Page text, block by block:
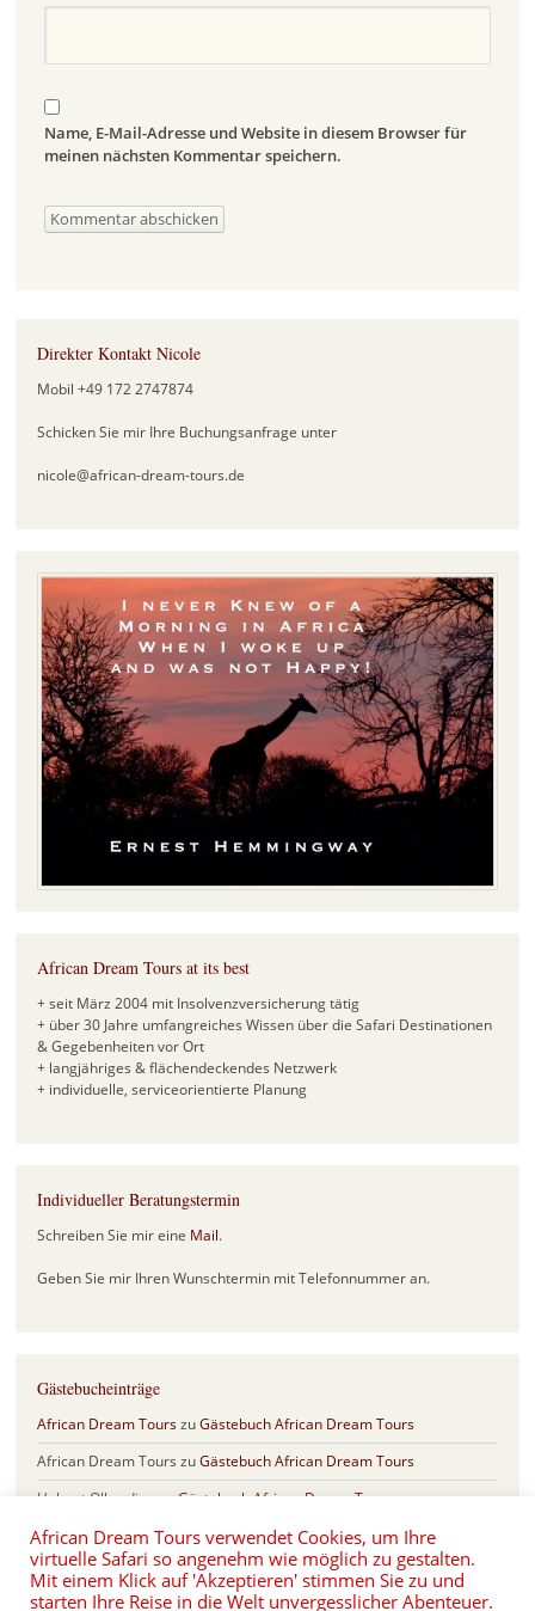
Name, E-Mail-Adresse und Website in diesem Browser für
meinen nächsten Kommentar speichern.
Direkter Kontakt Nicole
Mobil +49 172 2747874
Schicken Sie mir Ihre Buchungsanfrage unter
nicole@african-dream-tours.de
African Dream Tours at its best
+ seit März 2004 mit Insolvenzversicherung tätig
+ über 30 Jahre umfangreiches Wissen über die Safari Destinationen
& Gegebenheiten vor Ort
+ langjähriges & flächendeckendes Netzwerk
+ individuelle, serviceorientierte Planung
Individueller Beratungstermin
Schreiben Sie mir eine Mail.
Geben Sie mir Ihren Wunschtermin mit Telefonnummer an.
Gästebucheinträge
African Dream TourszuGästebuch African Dream Tours
African Dream Tours zuGästebuch African Dream Tours
Helmut OlberdingzuGästebuch African Dream Tours
Sabine & FrankzuGästebuch African Dream Tours
Eva und Hartmut SchönfeldzuSafari Jubiläum mit 17 Jahren African
Dream Tours
African Dream Tours verwendet Cookies, um Ihre
virtuelle Safari so angenehm wie möglich zu gestalten.
Mit einem Klick auf 'Akzeptieren' stimmen Sie zu und
starten Ihre Reise in die Welt unvergesslicher Abenteuer.